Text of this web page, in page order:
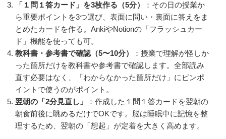
「１問１答カード」を3枚作る（5分）
：その日の授業か
ら重要ポイントを3つ選び、表面に問い・裏面に答えをま
とめたカードを作る。AnkiやNotionの「フラッシュカー
ド」機能を使っても可。
教科書・参考書で確認（5〜10分）
：授業で理解が怪しか
った箇所だけを教科書や参考書で確認します。全部読み
直す必要はなく、「わからなかった箇所だけ」にピンポ
イントで使うのがポイント。
翌朝の「2分見直し」
：作成した１問１答カードを翌朝の
朝食前後に眺めるだけでOKです。脳は睡眠中に記憶を整
理するため、翌朝の「想起」が定着を大きく高めます。